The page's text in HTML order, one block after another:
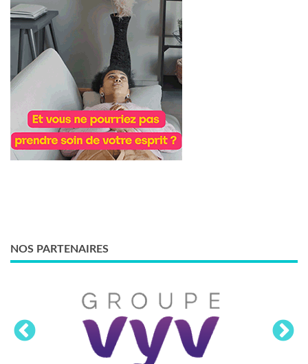
NOS PARTENAIRES